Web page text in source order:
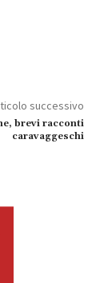
successivo
brevi racconti
caravaggeschi